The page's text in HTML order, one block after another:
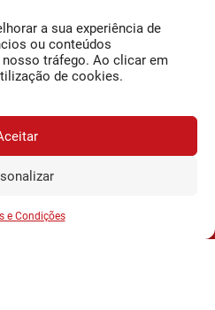
a sua experiência de
ou conteúdos
tráfego. Ao clicar em
de cookies.
e Condições
publicar um comentário.
que leu e compreendeu a nossa
e Termos de uso.